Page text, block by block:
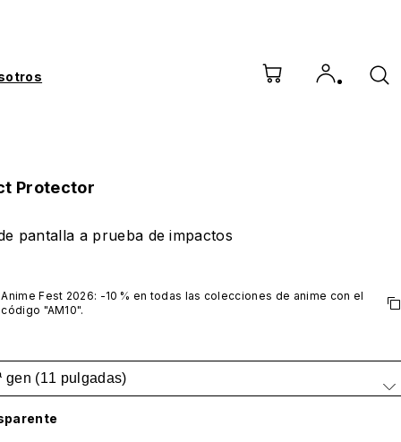
Protector
pantalla a prueba de impactos
Anime Fest 2026: -10 % en todas las colecciones de anime con el
código "AM10".
gen (11 pulgadas)